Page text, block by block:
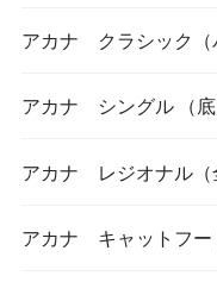
アカナ クラシック（
アカナ シングル （底
アカナ レジオナル（
アカナ キャットフー